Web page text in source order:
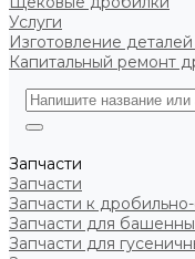
Услуги
Изготовление
Капитальный ремонт
Запчасти
Запчасти
Запчасти к
Запчасти для
Запчасти для